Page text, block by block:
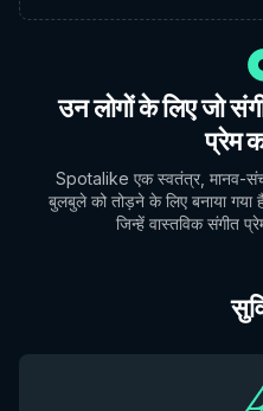
उन लोगों के लिए जो
प्रेम
Spotalike एक स्वतंत्र, मानव-
बुलबुले को तोड़ने के लिए बनाया
जिन्हें वास्तविक संगीत